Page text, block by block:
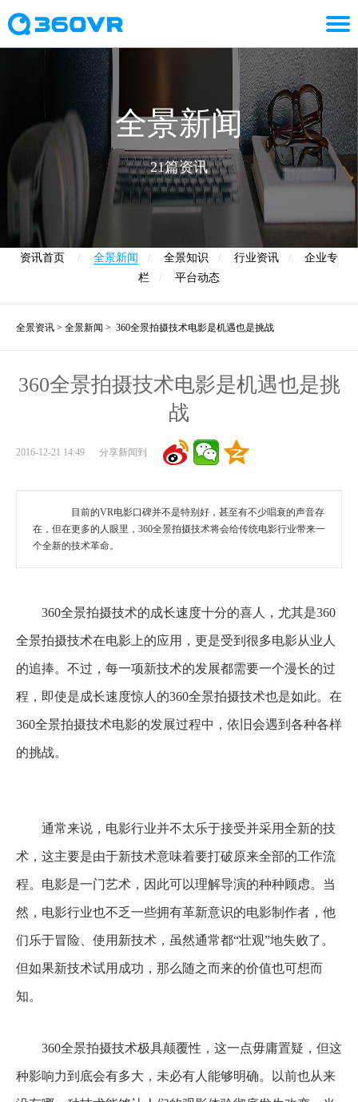
全景新闻
21篇资讯
资讯首页 / 全景新闻 / 全景知识 / 行业资讯 /
企业专
栏
/ 平台动态
全景资讯 > 全景新闻 > 360全景拍摄技术电影是机遇也是挑战
360全景拍摄技术电影是机遇也是挑
战
2016-12-21 14:49 分享新闻到
目前的VR电影口碑并不是特别好，甚至有不少唱衰的声音存
在，但在更多的人眼里，360全景拍摄技术将会给传统电影行业带来一
个全新的技术革命。
360全景拍摄技术的成长速度十分的喜人，尤其是360
全景拍摄技术在电影上的应用，更是受到很多电影从业人
的追捧。不过，每一项新技术的发展都需要一个漫长的过
程，即使是成长速度惊人的360全景拍摄技术也是如此。在
360全景拍摄技术电影的发展过程中，依旧会遇到各种各样
的挑战。
通常来说，电影行业并不太乐于接受并采用全新的技
术，这主要是由于新技术意味着要打破原来全部的工作流
程。电影是一门艺术，因此可以理解导演的种种顾虑。当
然，电影行业也不乏一些拥有革新意识的电影制作者，他
们乐于冒险、使用新技术，虽然通常都“壮观”地失败了。
但如果新技术试用成功，那么随之而来的价值也可想而
知。
360全景拍摄技术极具颠覆性，这一点毋庸置疑，但这
种影响力到底会有多大，未必有人能够明确。以前也从来